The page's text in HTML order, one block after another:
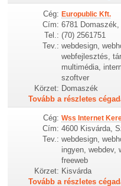
Cég: Europublic Kft.
Cím: 6781
Tel.: (70) 2561751
Tev.: webdesign,
webfejlesztés,
multimédia,
szoftver
Körzet: Domaszék
Tovább a részletes
Cég: Wss Internet
Cím: 4600 Kisvárda,
Tev.: webdesign,
ingyen, webdev,
freeweb
Körzet: Kisvárda
Tovább a részletes